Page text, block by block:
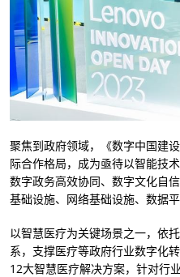
聚焦到政府领域，《数字中国建
际合作格局，成为亟待以智能技
数字政务高效协同、数字文化自
基础设施、网络基础设施、数据
以智慧医疗为关键场景之一，依
系，支撑医疗等政府行业数字化
12大智慧医疗解决方案，针对行